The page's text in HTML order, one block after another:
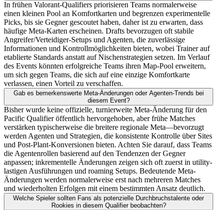
In frühen Valorant-Qualifiers priorisieren Teams normalerweise
einen kleinen Pool an Komfortkarten und begrenzen experimentelle
Picks, bis sie Gegner gescoutet haben, daher ist zu erwarten, dass
häufige Meta-Karten erscheinen. Drafts bevorzugen oft stabile
Angreifer/Verteidiger-Setups und Agenten, die zuverlässige
Informationen und Kontrollmöglichkeiten bieten, wobei Trainer auf
etablierte Standards anstatt auf Nischenstrategien setzen. Im Verlauf
des Events könnten erfolgreiche Teams ihren Map-Pool erweitern,
um sich gegen Teams, die sich auf eine einzige Komfortkarte
verlassen, einen Vorteil zu verschaffen.
Gab es bemerkenswerte Meta-Änderungen oder Agenten-Trends bei
diesem Event?
Bisher wurde keine offizielle, turnierweite Meta-Änderung für den
Pacific Qualifier öffentlich hervorgehoben, aber frühe Matches
verstärken typischerweise die breitere regionale Meta—bevorzugt
werden Agenten und Strategien, die konsistente Kontrolle über Sites
und Post-Plant-Konversionen bieten. Achten Sie darauf, dass Teams
die Agentenrollen basierend auf den Tendenzen der Gegner
anpassen; inkrementelle Änderungen zeigen sich oft zuerst in utility-
lastigen Ausführungen und roaming Setups. Bedeutende Meta-
Änderungen werden normalerweise erst nach mehreren Matches
und wiederholten Erfolgen mit einem bestimmten Ansatz deutlich.
Welche Spieler sollten Fans als potenzielle Durchbruchstalente oder
Rookies in diesem Qualifier beobachten?